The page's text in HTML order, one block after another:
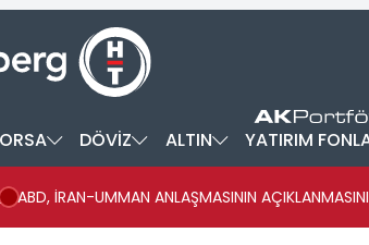
DÖVİZ ALTIN YATIRIM
ABD, İRAN-UMMAN ANLAŞMASININ